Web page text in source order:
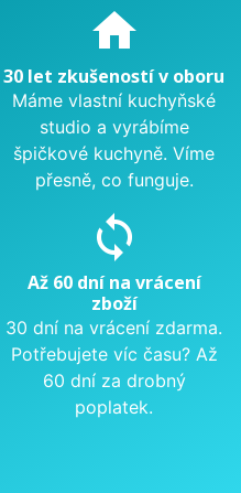
home
30 let zkušeností v oboru
Máme vlastní kuchyňské
studio a vyrábíme
špičkové kuchyně. Víme
přesně, co funguje.
sync
Až 60 dní na vrácení
zboží
30 dní na vrácení zdarma.
Potřebujete víc času? Až
60 dní za drobný
poplatek.